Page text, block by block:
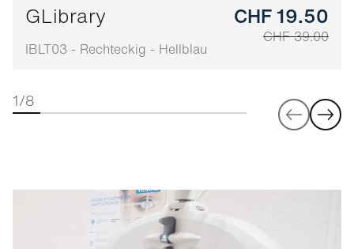
GLibrary
IBLT03 - Rechteckig - Hellblau
CHF 19.50
CHF 39.00
1/8